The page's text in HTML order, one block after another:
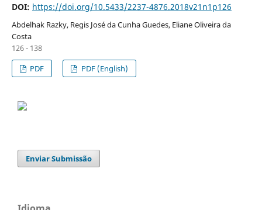
DOI: https://doi.org/10.5433/2237-4876.2018v21n1p126
Abdelhak Razky, Regis José da Cunha Guedes, Eliane Oliveira da
Costa
126 - 138
PDF
PDF (English)
Enviar Submissão